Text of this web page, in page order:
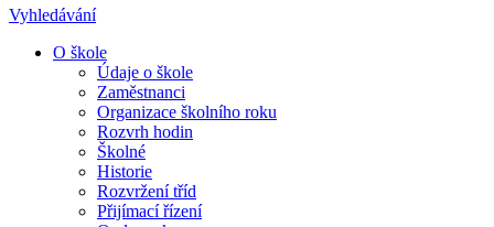
Vyhledávání
O škole
Údaje o škole
Zaměstnanci
Organizace školního roku
Rozvrh hodin
Školné
Historie
Rozvržení tříd
Přijímací řízení